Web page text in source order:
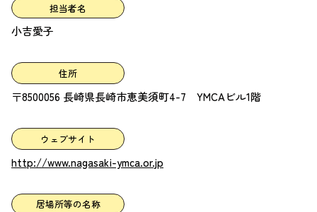
担当者名
小吉愛子
住所
〒8500056 長崎県長崎市恵美須町4-7 YMCAビル1階
ウェブサイト
http://www.nagasaki-ymca.or.jp
居場所等の名称